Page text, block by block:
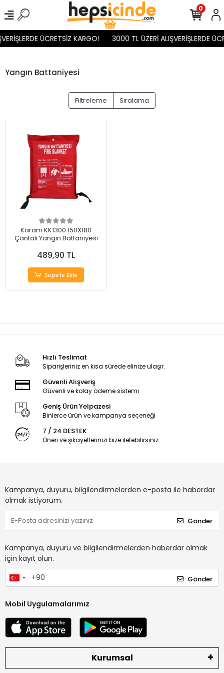
ÜCRETSİZ KARGO! 3000 TL ÜZERİ ALIŞVERİŞLERDE
0
Yangın Battaniyesi
Filtreleme Sıralama
Karam KK1300 150X180
Çantalı Yangın Battaniyesi
489,90 TL
Sepete Ekle
Hızlı Teslimat
Siparişleriniz en kısa sürede elinize ulaşır.
Güvenli Alışveriş
Güvenli ve kolay ödeme sistemi
Geniş Ürün Yelpazesi
Binlerce ürün ve kampanya seçeneği
7 / 24 DESTEK
Öneri ve şikayetlerinizi bize iletebilirsiniz.
Kampanya, duyuru, bilgilendirmelerden e-posta ile haberdar
olmak istiyorum.
Gönder
Kampanya, duyuru ve bilgilendirmelerden haberdar olmak
için kayıt olun.
Gönder
Mobil Uygulamalarımız
Kurumsal